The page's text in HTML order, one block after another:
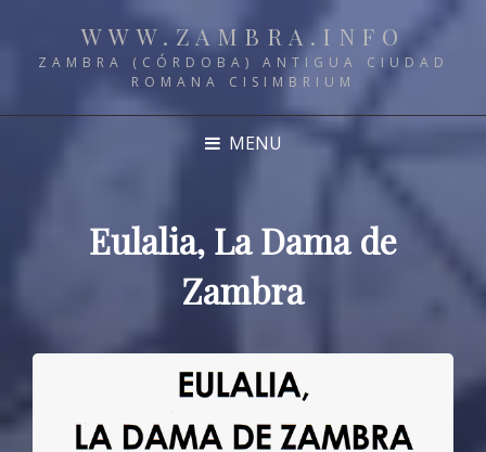
WWW.ZAMBRA.INFO
ZAMBRA (CÓRDOBA) ANTIGUA CIUDAD
ROMANA CISIMBRIUM
MENU
Eulalia, La Dama de
Zambra